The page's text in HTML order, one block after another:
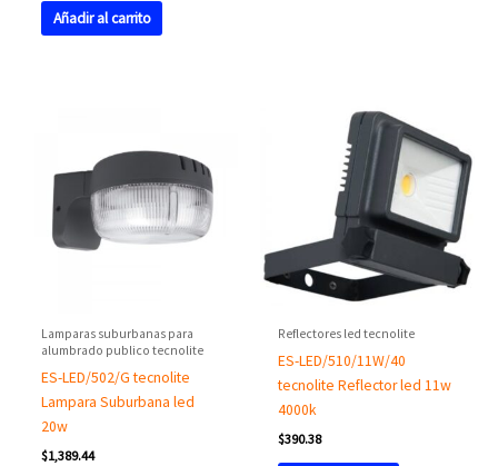
Añadir al carrito
Lamparas suburbanas para
alumbrado publico tecnolite
ES-LED/502/G tecnolite
Lampara Suburbana led
20w
$1,389.44
Reflectores led tecnolite
ES-LED/510/11W/40
tecnolite Reflector led 11w
4000k
$390.38